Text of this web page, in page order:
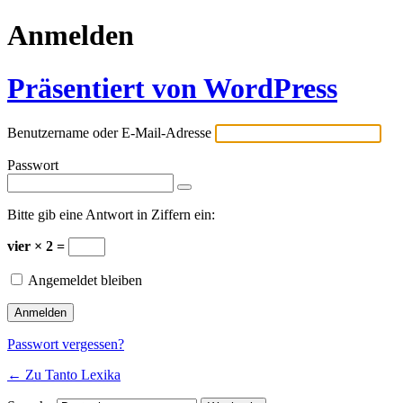
Anmelden
Präsentiert von WordPress
Benutzername oder E-Mail-Adresse
Passwort
Bitte gib eine Antwort in Ziffern ein:
vier × 2 =
Angemeldet bleiben
Passwort vergessen?
← Zu Tanto Lexika